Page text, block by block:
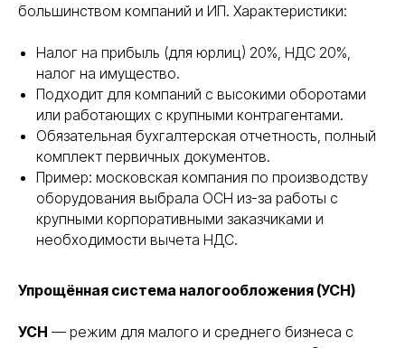
большинством компаний и ИП. Характеристики:
Налог на прибыль (для юрлиц) 20%, НДС 20%,
налог на имущество.
Подходит для компаний с высокими оборотами
или работающих с крупными контрагентами.
Обязательная бухгалтерская отчетность, полный
комплект первичных документов.
Пример: московская компания по производству
оборудования выбрала ОСН из-за работы с
крупными корпоративными заказчиками и
необходимости вычета НДС.
Упрощённая система налогообложения (УСН)
УСН — режим для малого и среднего бизнеса с